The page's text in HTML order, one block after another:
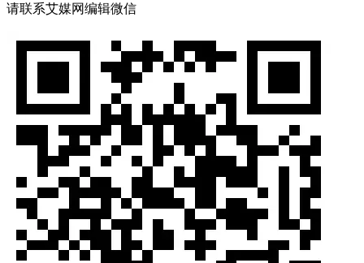
请联系艾媒网编辑微信